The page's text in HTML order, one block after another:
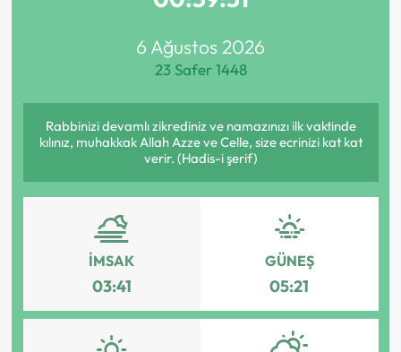
6 Ağustos 2026
23 Safer 1448
Rabbinizi devamlı zikrediniz ve namazınızı ilk vaktinde
kılınız, muhakkak Allah Azze ve Celle, size ecrinizi kat kat
verir. (Hadis-i şerif)
İMSAK
03:41
GÜNEŞ
05:21